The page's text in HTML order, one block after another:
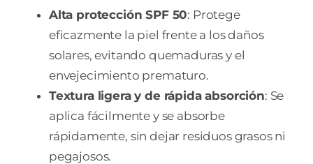
Alta protección SPF 50: Protege
eficazmente la piel frente a los daños
solares, evitando quemaduras y el
envejecimiento prematuro.
Textura ligera y de rápida absorción: Se
aplica fácilmente y se absorbe
rápidamente, sin dejar residuos grasos ni
pegajosos.